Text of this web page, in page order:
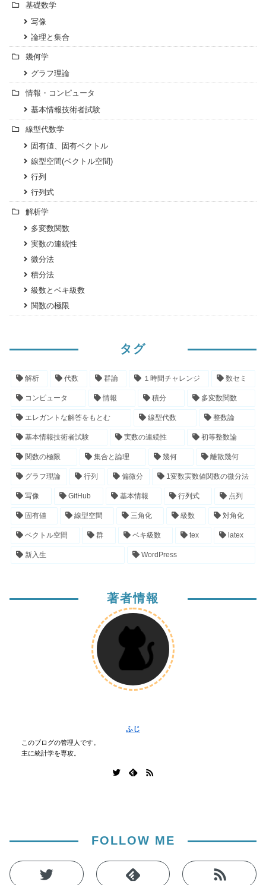
基礎数学
写像
論理と集合
幾何学
グラフ理論
情報・コンピュータ
基本情報技術者試験
線型代数学
固有値、固有ベクトル
線型空間(ベクトル空間)
行列
行列式
解析学
多変数関数
実数の連続性
微分法
積分法
級数とベキ級数
関数の極限
タグ
解析 代数 群論 １時間チャレンジ 数セミ
コンピュータ 情報 積分 多変数関数
エレガントな解答をもとむ 線型代数 整数論
基本情報技術者試験 実数の連続性 初等整数論
関数の極限 集合と論理 幾何 離散幾何
グラフ理論 行列 偏微分 1変数実数値関数の微分法
写像 GitHub 基本情報 行列式 点列
固有値 線型空間 三角化 級数 対角化
ベクトル空間 群 ベキ級数 tex latex
新入生 WordPress
著者情報
ふじ
このブログの管理人です。
主に統計学を専攻。
FOLLOW ME